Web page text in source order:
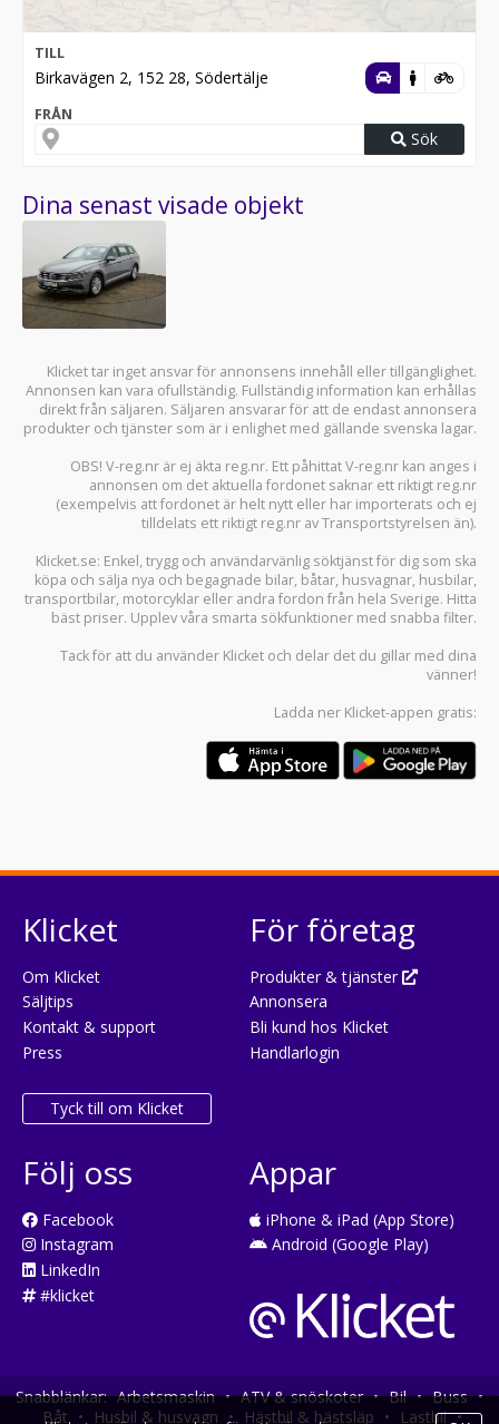
TILL
Birkavägen 2, 152 28, Södertälje
FRÅN
Sök
Dina senast visade objekt
Klicket tar inget ansvar för annonsens innehåll eller tillgänglighet.
Annonsen kan vara ofullständig. Fullständig information kan erhållas
direkt från säljaren. Säljaren ansvarar för att de endast annonsera
produkter och tjänster som är i enlighet med gällande svenska lagar.
OBS! V-reg.nr är ej äkta reg.nr. Ett påhittat V-reg.nr kan anges i
annonsen om det aktuella fordonet saknar ett riktigt reg.nr
(exempelvis att fordonet är helt nytt eller har importerats och ej
tilldelats ett riktigt reg.nr av Transportstyrelsen än).
Klicket.se: Enkel, trygg och användarvänlig söktjänst för dig som ska
köpa och sälja nya och begagnade bilar, båtar, husvagnar, husbilar,
transportbilar, motorcyklar eller andra fordon från hela Sverige. Hitta
bäst priser. Upplev våra smarta sökfunktioner med snabba filter.
Tack för att du använder Klicket och delar det du gillar med dina
vänner!
Ladda ner Klicket-appen gratis:
Klicket
Om Klicket
Säljtips
Kontakt & support
Press
Tyck till om Klicket
För företag
Produkter & tjänster
Annonsera
Bli kund hos Klicket
Handlarlogin
Följ oss
Facebook
Instagram
LinkedIn
#klicket
Appar
iPhone & iPad (App Store)
Android (Google Play)
Snabblänkar: Arbetsmaskin • ATV & snöskoter • Bil • Buss •
Båt • Husbil & husvagn • Hästbil & hästsläp • Lastbil •